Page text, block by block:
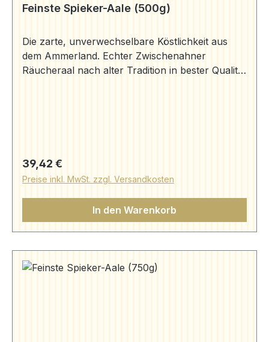
Feinste Spieker-Aale (500g)
Die zarte, unverwechselbare Köstlichkeit aus
dem Ammerland. Echter Zwischenahner
Räucheraal nach alter Tradition in bester Qualität
Räucheraal (250g) | Aale | Aal Bruns (aal-
bruns.de) Schwarzbrot (250g) | Präsente | Aal
Bruns (aal-bruns.de)
Regulärer Preis:
39,42 €
Preise inkl. MwSt. zzgl. Versandkosten
In den Warenkorb